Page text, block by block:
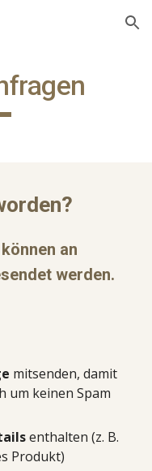
Skip to navigation
an
werden.
mitsenden, damit
um keinen Spam
enthalten (z. B.
Produkt)